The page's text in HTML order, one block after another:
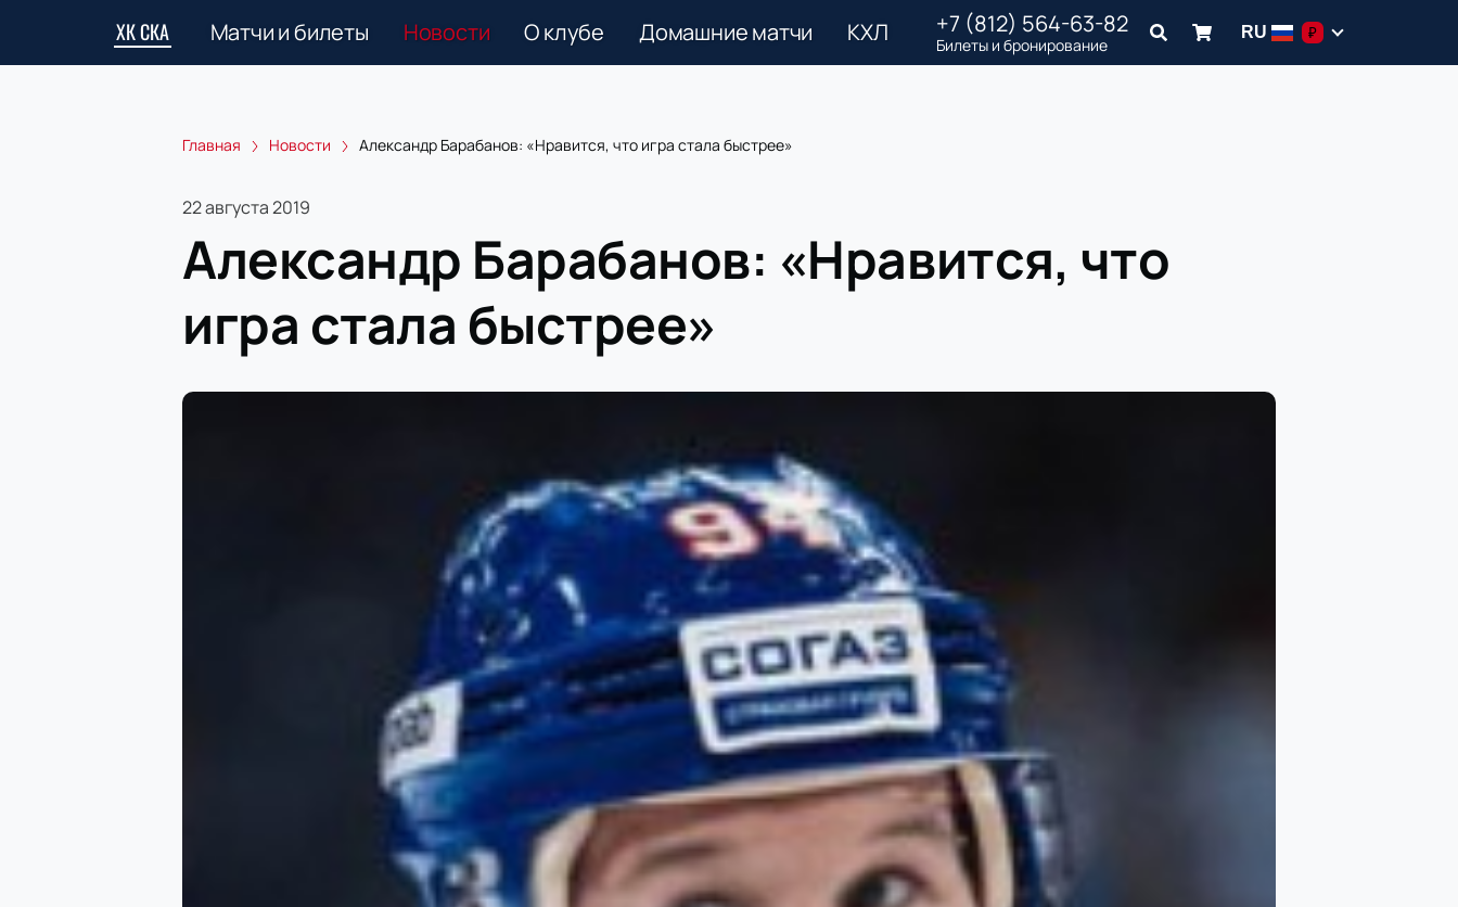
ХК СКА Матчи и билеты Новости О клубе Домашние матчи КХЛ +7 (812) 564-63-82
Билеты и бронирование
RU ₽
Главная Новости Александр Барабанов: «Нравится, что игра стала быстрее»
22 августа 2019
Александр Барабанов: «Нравится, что
игра стала быстрее»